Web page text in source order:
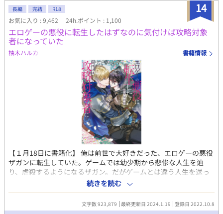
14
長編 完結 R18
お気に入り : 9,462 24h.ポイント : 1,100
エロゲーの悪役に転生したはずなのに気付けば攻略対象
者になっていた
柚木ハルカ 書籍情報
【１月18日に書籍化】 俺は前世で大好きだった、エロゲーの悪役
ザガンに転生していた。ゲームでは幼少期から悲惨な人生を辿
り、虐殺するようになるザガン。だがゲームとは違う人生を送っ
たところ、街で主人公のリュカとよく遭遇するようになった。な
んだか攻略対象者と認識されているような……俺は女じゃないん
だが？ ＊はR18 ※第10回BL小説大賞で、読者賞いただきまし
た。応援ありがとうございました。
続きを読む
文字数 923,879 最終更新日 2024.1.19 登録日 2022.10.8